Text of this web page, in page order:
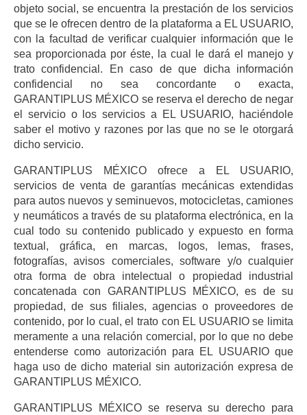
objeto social, se encuentra la prestación de los servicios
que se le ofrecen dentro de la plataforma a EL USUARIO,
con la facultad de verificar cualquier información que le
sea proporcionada por éste, la cual le dará el manejo y
trato confidencial. En caso de que dicha información
confidencial no sea concordante o exacta,
GARANTIPLUS MÉXICO se reserva el derecho de negar
el servicio o los servicios a EL USUARIO, haciéndole
saber el motivo y razones por las que no se le otorgará
dicho servicio.
GARANTIPLUS MÉXICO ofrece a EL USUARIO,
servicios de venta de garantías mecánicas extendidas
para autos nuevos y seminuevos, motocicletas, camiones
y neumáticos a través de su plataforma electrónica, en la
cual todo su contenido publicado y expuesto en forma
textual, gráfica, en marcas, logos, lemas, frases,
fotografías, avisos comerciales, software y/o cualquier
otra forma de obra intelectual o propiedad industrial
concatenada con GARANTIPLUS MÉXICO, es de su
propiedad, de sus filiales, agencias o proveedores de
contenido, por lo cual, el trato con EL USUARIO se limita
meramente a una relación comercial, por lo que no debe
entenderse como autorización para EL USUARIO que
haga uso de dicho material sin autorización expresa de
GARANTIPLUS MÉXICO.
GARANTIPLUS MÉXICO se reserva su derecho para